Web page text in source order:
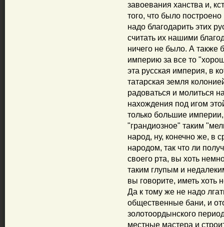
завоевания ханства и,
того, что было
надо благодарить этих
считать их нашими
ничего не было. А также
империю за все то
эта русская империя, в
татарская земля
радоваться и молиться
нахождения под игом
только большие
"грандиозное" таким
народ, ну, конечно же, в
народом, так что ли
своего рта, вы хоть
таким глупым и
вы говорите, иметь хоть
Да к тому же не надо
общественные бани, и
золотоордынского
местные мастера и